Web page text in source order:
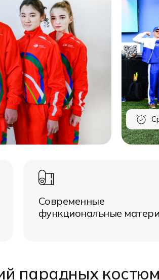
Современные
функциональные
парадных